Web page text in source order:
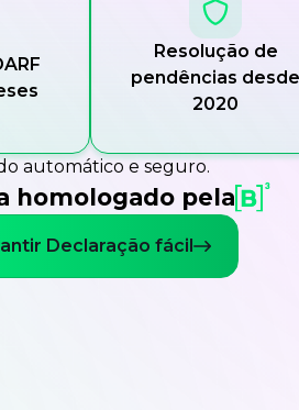
Resolução de
pendências desde
2020
automático e seguro.
homologado pela
Declaração fácil